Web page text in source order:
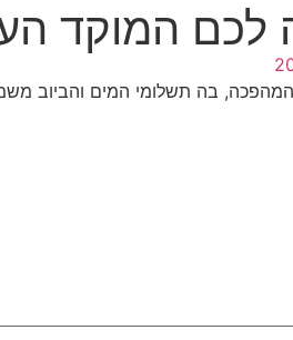
המוקד
בה תשלומי המים והביוב